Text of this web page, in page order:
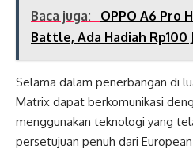
Baca juga:
OPPO A6 Pro
Battle, Ada Hadiah Rp100
Selama dalam penerbangan di
Matrix dapat berkomunikasi
menggunakan teknologi yang
persetujuan penuh dari